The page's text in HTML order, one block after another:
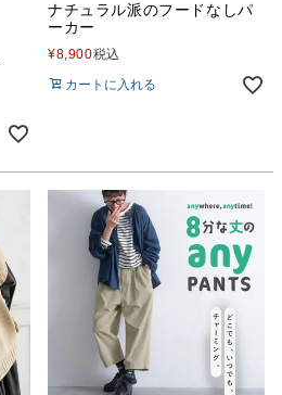
ナチュラル派のフードなしパ
ーカー
¥8,900税込
カートに入れる